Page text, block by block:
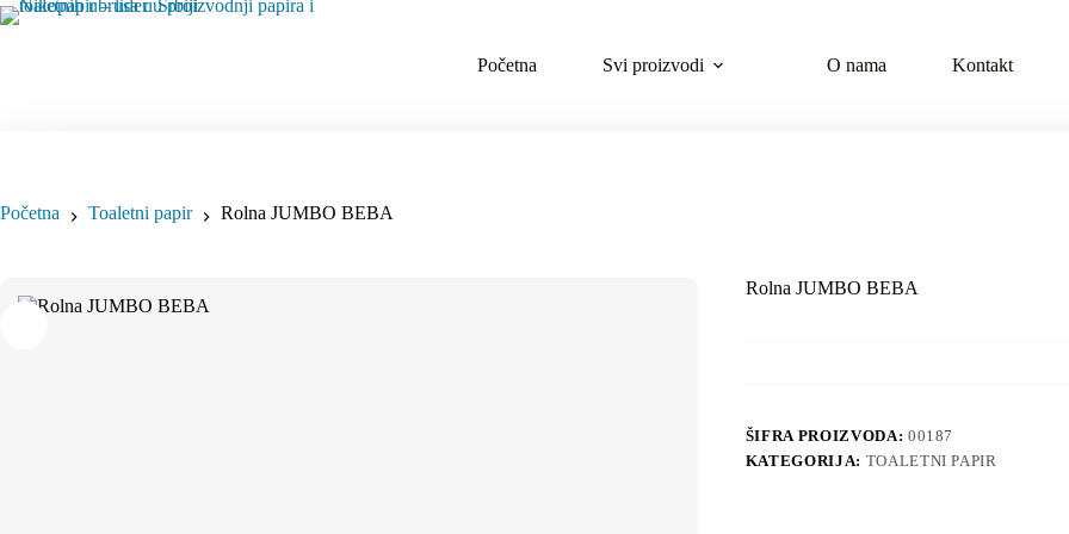
Idi
na
Početna Svi proizvodi O nama Kontakt
Početna Toaletni papir Rolna JUMBO BEBA
Rolna JUMBO BEBA
ŠIFRA PROIZVODA: 00187
KATEGORIJA: TOALETNI PAPIR